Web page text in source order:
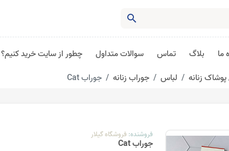
search
ما بلاگ تماس سوالات متداول چطور از سایت خرید کنیم؟
پوشاک زنانه لباس جوراب زنانه جوراب Cat
فروشنده: فروشگاه گیلار
جوراب Cat